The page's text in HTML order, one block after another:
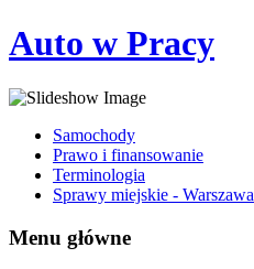
Auto w Pracy
Samochody
Prawo i finansowanie
Terminologia
Sprawy miejskie - Warszawa
Menu główne